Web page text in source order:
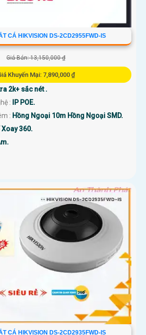
CÁ HIKVISION DS-2CD2955FWD-IS
Giá Bán: 13,150,000 ₫
Khuyến Mại: 7,890,000 ₫
2k+ sắc nét .
:
IP POE.
: Hồng Ngoại 10m Hồng Ngoại SMD.
Xoay 360.
CÁ HIKVISION DS-2CD2935FWD-IS